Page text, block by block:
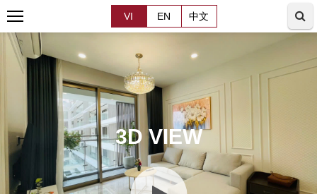
VI EN 中文
3D VIEW